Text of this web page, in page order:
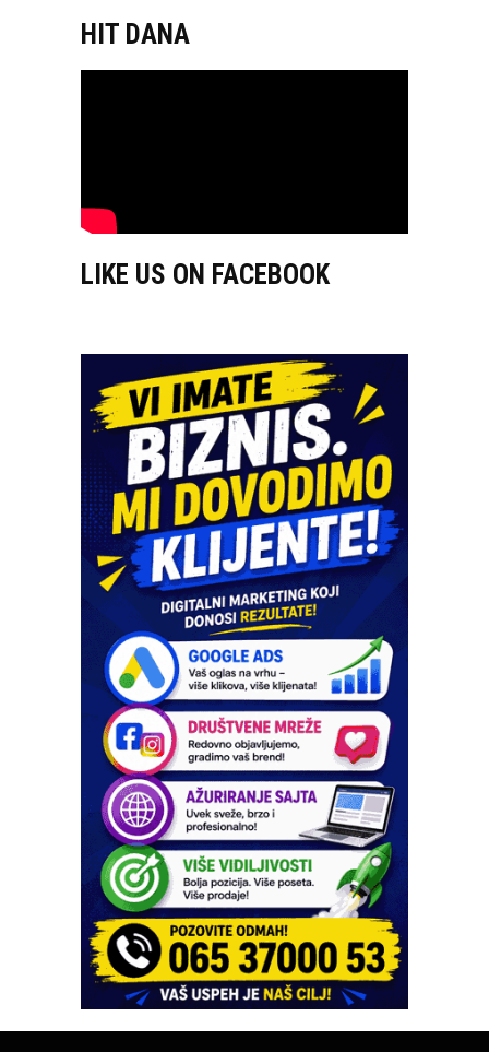
HIT DANA
LIKE US ON FACEBOOK